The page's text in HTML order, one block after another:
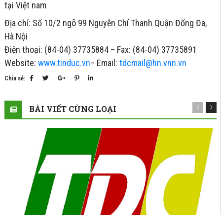
tại Việt nam
Địa chỉ: Số 10/2 ngõ 99 Nguyễn Chí Thanh Quận Đống Đa,
Hà Nội
Điện thoại: (84-04) 37735884 – Fax: (84-04) 37735891
Website: www.tinduc.vn– Email: tdcmail@hn.vnn.vn
Chia sẻ:
BÀI VIẾT CÙNG LOẠI